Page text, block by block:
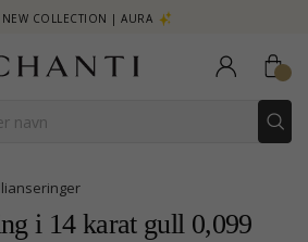
NEW COLLECTION | AURA
i 14 karat gull 0,099